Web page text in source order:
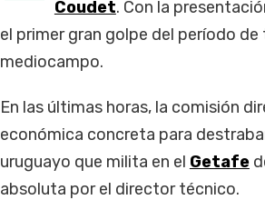
Coudet. Con la
el primer gran golpe del período
mediocampo.
En las últimas horas, la comisión
económica concreta para
uruguayo que milita en el Getafe
absoluta por el director técnico.